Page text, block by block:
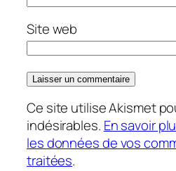
Site web
Ce site utilise Akismet
indésirables. En savoir
les données de vos
traitées.